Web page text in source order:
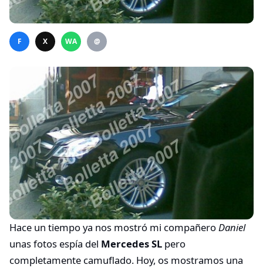
F X WA @
Hace un tiempo ya nos mostró mi compañeroDaniel
unas fotos espía del Mercedes SL pero
completamente camuflado. Hoy, os mostramos una